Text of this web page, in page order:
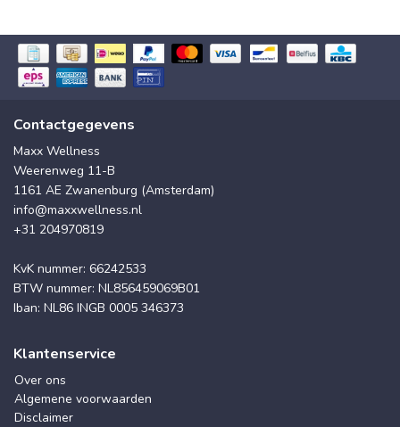
Contactgegevens
Maxx Wellness
Weerenweg 11-B
1161 AE Zwanenburg (Amsterdam)
info@maxxwellness.nl
+31 204970819
KvK nummer: 66242533
BTW nummer: NL856459069B01
Iban: NL86 INGB 0005 346373
Klantenservice
Over ons
Algemene voorwaarden
Disclaimer